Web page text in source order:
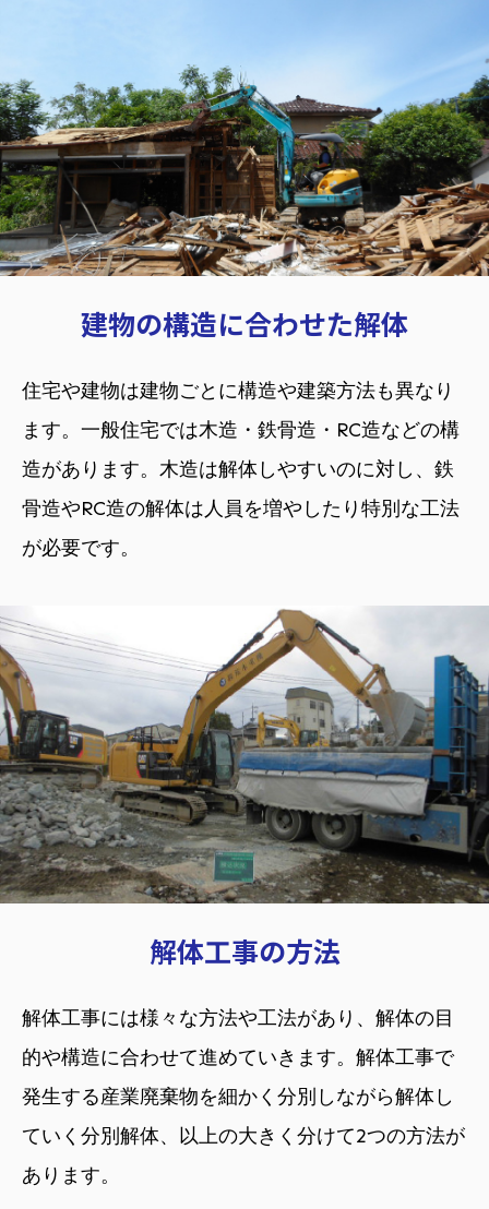
荒木重機に
ついて
荒木重機の強み
主要装備
サービス内容
土木事業
建設事業
解体工事事業
施工事例
採用情報
お知らせ&スタッフブログ
建物の構造に合わせた解体
住宅や建物は建物ごとに構造や建築方法も異なり
ます。一般住宅では木造・鉄骨造・RC造などの構
造があります。木造は解体しやすいのに対し、鉄
骨造やRC造の解体は人員を増やしたり特別な工法
が必要です。
解体工事の方法
解体工事には様々な方法や工法があり、解体の目
的や構造に合わせて進めていきます。解体工事で
発生する産業廃棄物を細かく分別しながら解体し
ていく分別解体、以上の大きく分けて2つの方法が
あります。